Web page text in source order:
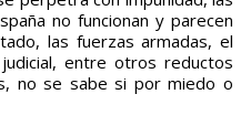
no funcionan y parecen
las fuerzas armadas, el
entre otros reductos
no se sabe si por miedo o